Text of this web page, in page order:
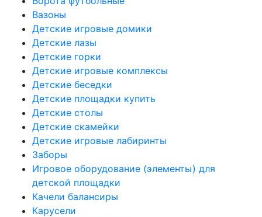
Вазоны
Детские игровые домики
Детские лазы
Детские горки
Детские игровые комплексы
Детские беседки
Детские площадки купить
Детские столы
Детские скамейки
Детские игровые лабиринты
Заборы
Игровое оборудование (элементы) для
детской площадки
Качели балансиры
Карусели